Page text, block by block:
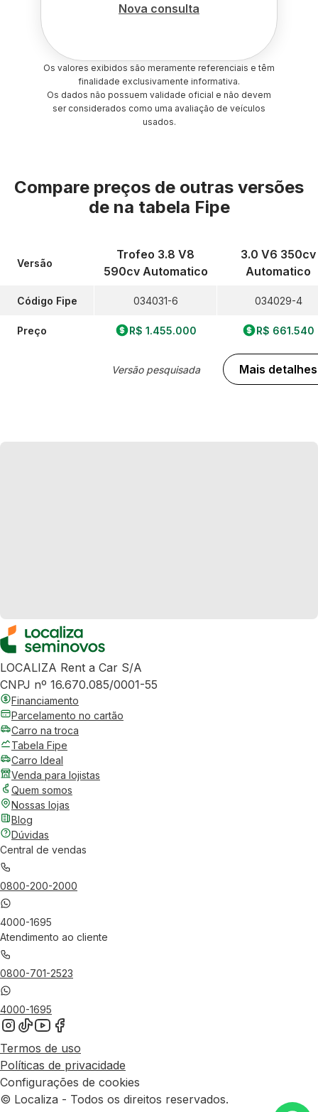
Nova consulta
Os valores exibidos são meramente referenciais e têm
finalidade exclusivamente informativa.
Os dados não possuem validade oficial e não devem
ser considerados como uma avaliação de veículos
usados.
Compare preços de outras versões
de na tabela Fipe
Versão
Código Fipe
Preço
Trofeo 3.8 V8
590cv Automatico
034031-6
R$ 1.455.000
Versão pesquisada
3.0 V6 350cv
Automatico
034029-4
R$ 661.540
Mais detalhes
LOCALIZA Rent a Car S/A
CNPJ nº 16.670.085/0001-55
Financiamento
Parcelamento no cartão
Carro na troca
Tabela Fipe
Carro Ideal
Venda para lojistas
Quem somos
Nossas lojas
Blog
Dúvidas
Central de vendas
0800-200-2000
4000-1695
Atendimento ao cliente
0800-701-2523
4000-1695
Termos de uso
Políticas de privacidade
Configurações de cookies
© Localiza - Todos os direitos reservados.